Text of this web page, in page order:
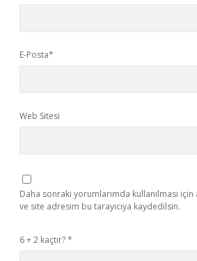
E-Posta*
Web Sitesi
Daha sonraki yorumlarımda kullanılması
ve site adresim bu tarayıcıya kaydedilsin.
6 + 2 kaçtır?*